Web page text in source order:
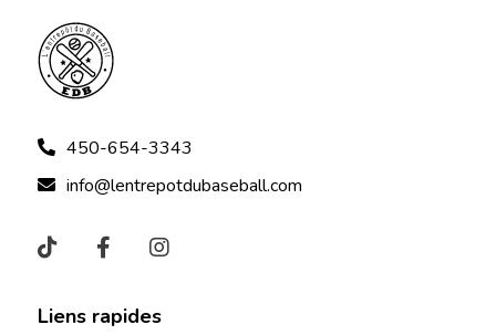
450-654-3343
info@lentrepotdubaseball.com
Liens rapides